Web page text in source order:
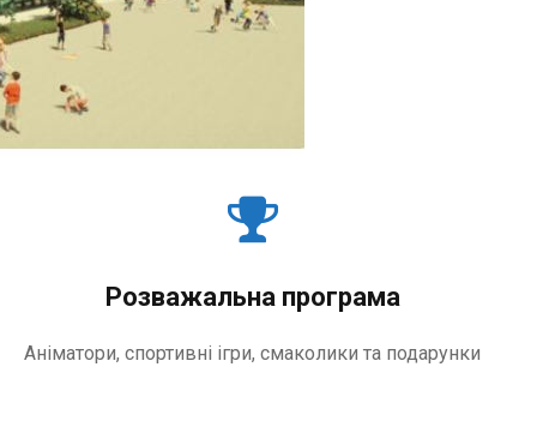
Розважальна програма
Аніматори, спортивні ігри, смаколики та подарунки